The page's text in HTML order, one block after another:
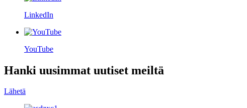
LinkedIn
YouTube
Hanki uusimmat uutiset meiltä
Lähetä